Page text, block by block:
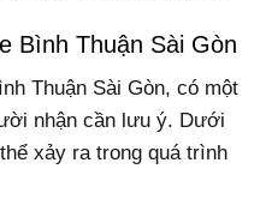
Bình Thuận Sài Gòn
Thuận Sài Gòn, có một
nhận cần lưu ý. Dưới
xảy ra trong quá trình